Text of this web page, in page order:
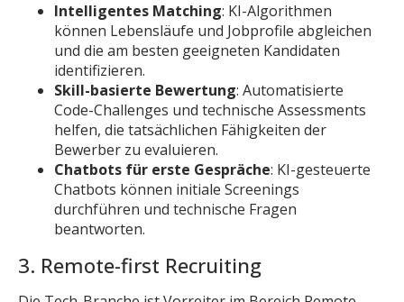
Intelligentes Matching: KI-Algorithmen
können Lebensläufe und Jobprofile abgleichen
und die am besten geeigneten Kandidaten
identifizieren.
Skill-basierte Bewertung: Automatisierte
Code-Challenges und technische Assessments
helfen, die tatsächlichen Fähigkeiten der
Bewerber zu evaluieren.
Chatbots für erste Gespräche: KI-gesteuerte
Chatbots können initiale Screenings
durchführen und technische Fragen
beantworten.
3. Remote-first Recruiting